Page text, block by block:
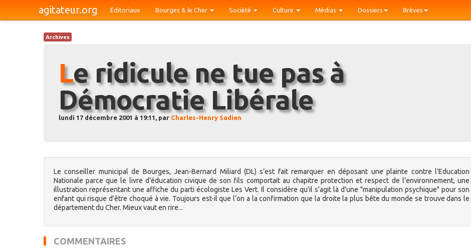
agitateur.org Éditoriaux Bourges & le Cher Société Culture Médias Dossiers Brèves
Archives
Le ridicule ne tue pas à
Démocratie Libérale
lundi 17 décembre 2001 à 19:11, par Charles-Henry Sadien
Le conseiller municipal de Bourges, Jean-Bernard Miliard (DL) s’est fait remarquer en déposant une plainte contre l’Education
Nationale parce que le livre d’éducation civique de son fils comportait au chapitre protection et respect de l’environnement, une
illustration représentant une affiche du parti écologiste Les Vert. Il considère qu’il s’agit là d’une "manipulation psychique" pour son
enfant qui risque d’être choqué à vie. Toujours est-il que l’on a la confirmation que la droite la plus bête du monde se trouve dans le
département du Cher. Mieux vaut en rire...
COMMENTAIRES